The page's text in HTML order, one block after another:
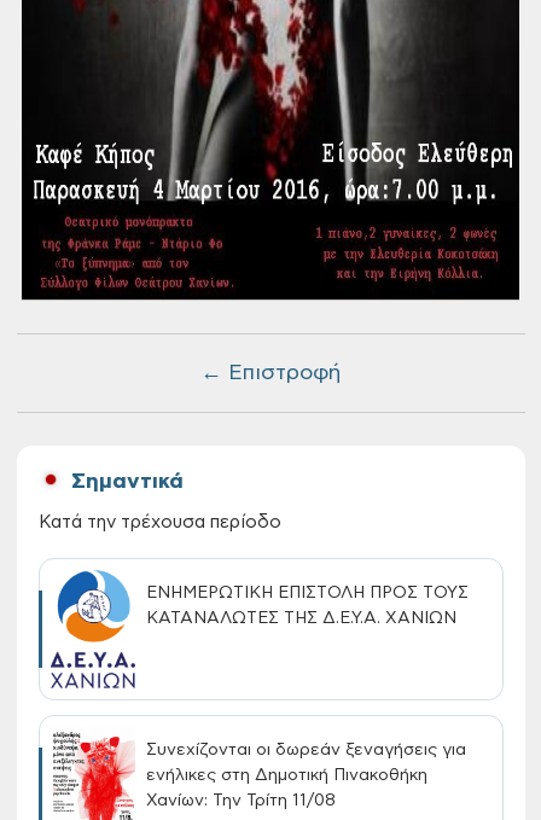
← Επιστροφή
Σημαντικά
Κατά την τρέχουσα περίοδο
ΕΝΗΜΕΡΩΤΙΚΗ ΕΠΙΣΤΟΛΗ ΠΡΟΣ ΤΟΥΣ
ΚΑΤΑΝΑΛΩΤΕΣ ΤΗΣ Δ.Ε.Υ.Α. ΧΑΝΙΩΝ
Συνεχίζονται οι δωρεάν ξεναγήσεις για
ενήλικες στη Δημοτική Πινακοθήκη
Χανίων: Την Τρίτη 11/08